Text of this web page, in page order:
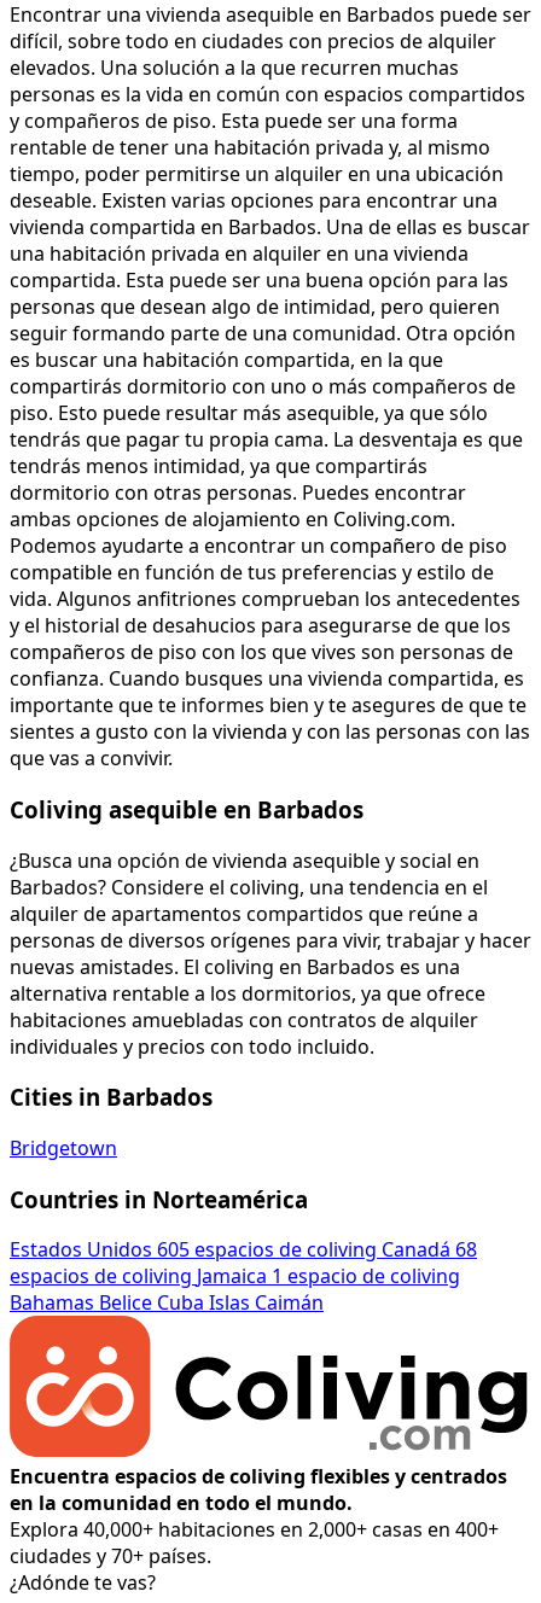
Encontrar una vivienda asequible en Barbados puede ser
difícil, sobre todo en ciudades con precios de alquiler
elevados. Una solución a la que recurren muchas
personas es la vida en común con espacios compartidos
y compañeros de piso. Esta puede ser una forma
rentable de tener una habitación privada y, al mismo
tiempo, poder permitirse un alquiler en una ubicación
deseable. Existen varias opciones para encontrar una
vivienda compartida en Barbados. Una de ellas es buscar
una habitación privada en alquiler en una vivienda
compartida. Esta puede ser una buena opción para las
personas que desean algo de intimidad, pero quieren
seguir formando parte de una comunidad. Otra opción
es buscar una habitación compartida, en la que
compartirás dormitorio con uno o más compañeros de
piso. Esto puede resultar más asequible, ya que sólo
tendrás que pagar tu propia cama. La desventaja es que
tendrás menos intimidad, ya que compartirás
dormitorio con otras personas. Puedes encontrar
ambas opciones de alojamiento en Coliving.com.
Podemos ayudarte a encontrar un compañero de piso
compatible en función de tus preferencias y estilo de
vida. Algunos anfitriones comprueban los antecedentes
y el historial de desahucios para asegurarse de que los
compañeros de piso con los que vives son personas de
confianza. Cuando busques una vivienda compartida, es
importante que te informes bien y te asegures de que te
sientes a gusto con la vivienda y con las personas con las
que vas a convivir.
Coliving asequible en Barbados
¿Busca una opción de vivienda asequible y social en
Barbados? Considere el coliving, una tendencia en el
alquiler de apartamentos compartidos que reúne a
personas de diversos orígenes para vivir, trabajar y hacer
nuevas amistades. El coliving en Barbados es una
alternativa rentable a los dormitorios, ya que ofrece
habitaciones amuebladas con contratos de alquiler
individuales y precios con todo incluido.
Cities in Barbados
Bridgetown
Countries in Norteamérica
Estados Unidos 605 espacios de coliving Canadá 68
espacios de coliving Jamaica 1 espacio de coliving
Bahamas Belice Cuba Islas Caimán
Encuentra espacios de coliving flexibles y centrados
en la comunidad en todo el mundo.
Explora 40,000+ habitaciones en 2,000+ casas en 400+
ciudades y 70+ países.
¿Adónde te vas?